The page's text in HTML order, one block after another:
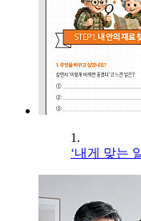
1.
‘내게 맞는